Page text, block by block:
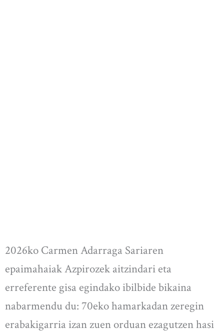
2026ko Carmen Adarraga Sariaren
epaimahaiak Azpirozek aitzindari eta
erreferente gisa egindako ibilbide bikaina
nabarmendu du: 70eko hamarkadan zeregin
erabakigarria izan zuen orduan ezagutzen hasi